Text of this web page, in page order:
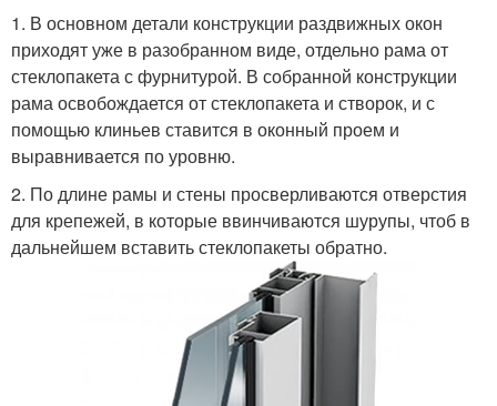
1. В основном детали конструкции раздвижных окон
приходят уже в разобранном виде, отдельно рама от
стеклопакета с фурнитурой. В собранной конструкции
рама освобождается от стеклопакета и створок, и с
помощью клиньев ставится в оконный проем и
выравнивается по уровню.
2. По длине рамы и стены просверливаются отверстия
для крепежей, в которые ввинчиваются шурупы, чтоб в
дальнейшем вставить стеклопакеты обратно.